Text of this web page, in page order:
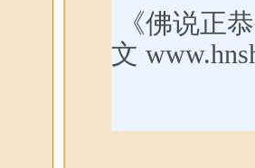
《佛说正
文